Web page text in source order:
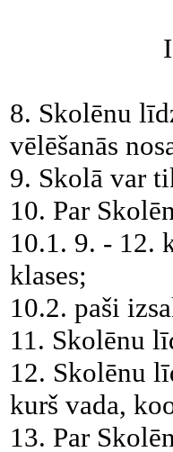
8. Skolēnu
vēlēšanās
9. Skolā var
10. Par
10.1. 9. - 12.
klases;
10.2. paši
11. Skolēnu
12. Skolēnu
kurš vada,
13. Par